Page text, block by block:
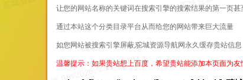
让您的网站名称的关键词在搜索引擎的搜索结果的第一页甚
通过本站这个分类目录平台从而给您的网站带来巨大流量
如您网站被搜索引擎屏蔽,驼城资源导航网永久缓存贵站信
温馨提示：如果贵站想上百度，希望贵站能添加本页面为友